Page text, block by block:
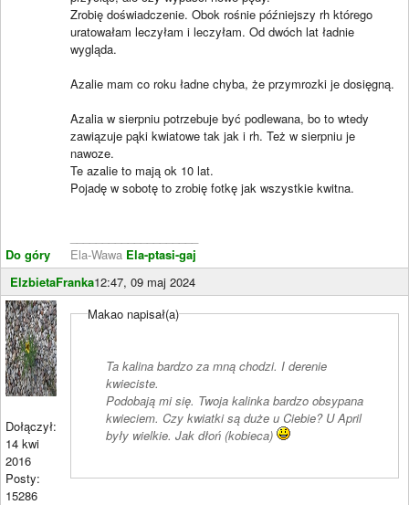
Do góry
Zrobię doświadczenie. Obok rośnie późniejszy rh którego
uratowałam leczyłam i leczyłam. Od dwóch lat ładnie
wygląda.
Azalie mam co roku ładne chyba, że przymrozki je dosięgną.
Azalia w sierpniu potrzebuje być podlewana, bo to wtedy
zawiązuje pąki kwiatowe tak jak i rh. Też w sierpniu je
nawoze.
Te azalie to mają ok 10 lat.
Pojadę w sobotę to zrobię fotkę jak wszystkie kwitna.
Ela-Wawa Ela-ptasi-gaj
ElzbietaFranka12:47, 09 maj 2024
Dołączył:
14 kwi
2016
Posty:
15286
Makao napisał(a)
Ta kalina bardzo za mną chodzi. I derenie
kwieciste.
Podobają mi się. Twoja kalinka bardzo obsypana
kwieciem. Czy kwiatki są duże u Ciebie? U April
były wielkie. Jak dłoń (kobieca)